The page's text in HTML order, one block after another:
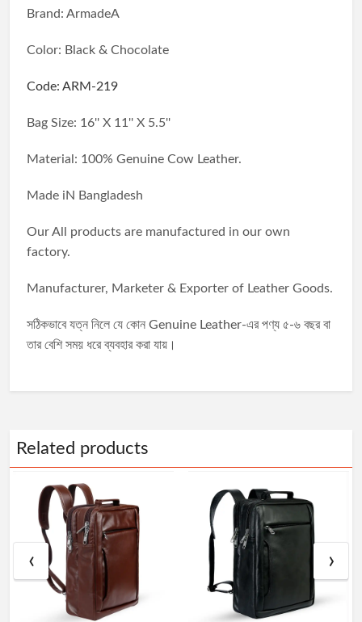
Brand: ArmadeA
Color: Black & Chocolate
Code: ARM-219
Bag Size: 16'' X 11'' X 5.5''
Material: 100% Genuine Cow Leather.
Made iN Bangladesh
Our All products are manufactured in our own
factory.
Manufacturer, Marketer & Exporter of Leather Goods.
সঠিকভাবে যত্ন নিলে যে কোন Genuine Leather-এর পণ্য ৫-৬ বছর বা
তার বেশি সময় ধরে ব্যবহার করা যায়।
Related products
‹ ›